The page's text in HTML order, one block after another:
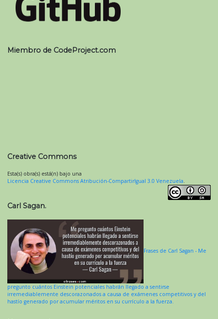
Miembro de CodeProject.com
Creative Commons
Esta(s) obra(s) está(n) bajo una
Licencia Creative Commons Atribución-CompartirIgual 3.0 Venezuela
Carl Sagan.
Frases de Carl Sagan - Me
pregunto cuántos Einstein potenciales habrán llegado a sentirse
irremediablemente descorazonados a causa de exámenes competitivos y del
hastío generado por acumular méritos en su currículo a la fuerza.